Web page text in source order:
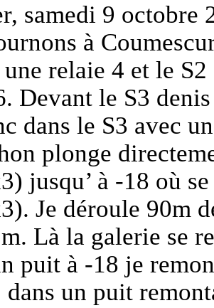
samedi 9 octobre
à
une relaie 4 et le
Devant le S3
dans le S3 avec
plonge
jusqu’ à -18 où
Je déroule 90m
Là la galerie se
puit à -18 je
dans un puit